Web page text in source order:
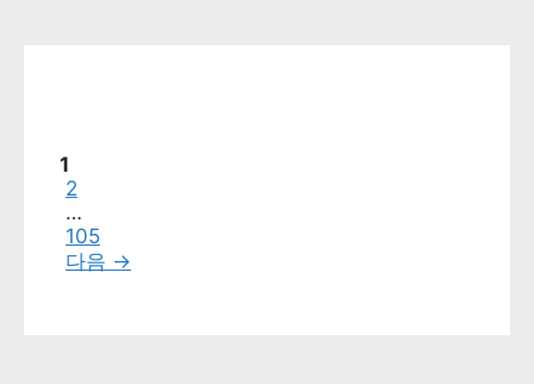
페이지
1
페이지
2
…
페이지
105
다음 →